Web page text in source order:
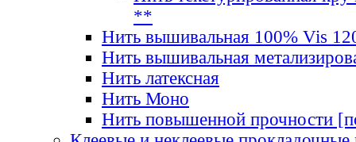
**
Нить вышивальная 100% Vis
Нить вышивальная
Нить латексная
Нить Моно
Нить повышенной прочности